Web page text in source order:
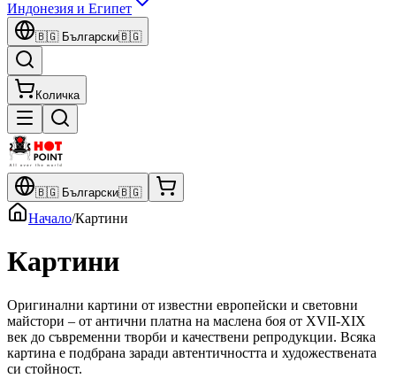
Индонезия и Египет
🇧🇬 Български🇧🇬
Количка
🇧🇬 Български🇧🇬
Начало/Картини
Картини
Оригинални картини от известни европейски и световни
майстори – от антични платна на маслена боя от XVII-XIX
век до съвременни творби и качествени репродукции. Всяка
картина е подбрана заради автентичността и художествената
си стойност.